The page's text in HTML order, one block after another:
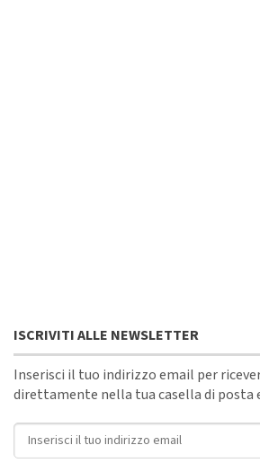
ISCRIVITI ALLE NEWSLETTER
Inserisci il tuo indirizzo email per
direttamente nella tua casella di posta
Indirizzo email